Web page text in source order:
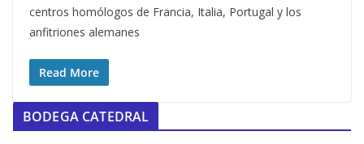
centros homólogos de Francia, Italia, Portugal y los
anfitriones alemanes
Read More
BODEGA CATEDRAL